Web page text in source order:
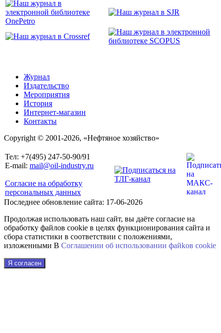
Журнал
Издательство
Мероприятия
История
Интернет-магазин
Контакты
Copyright © 2001-2026, «Нефтяное хозяйство»
Тел: +7(495) 247-50-90/91
E-mail: mail@oil-industry.ru
Согласие на обработку
персональных данных
Последнее обновление сайта: 17-06-2026
Продолжая использовать наш сайт, вы даёте согласие на
обработку файлов cookie в целях функционирования сайта и
сбора статистики в соответствии с положениями,
изложенными В Соглашении об использовании файkов cookie
Я согласен